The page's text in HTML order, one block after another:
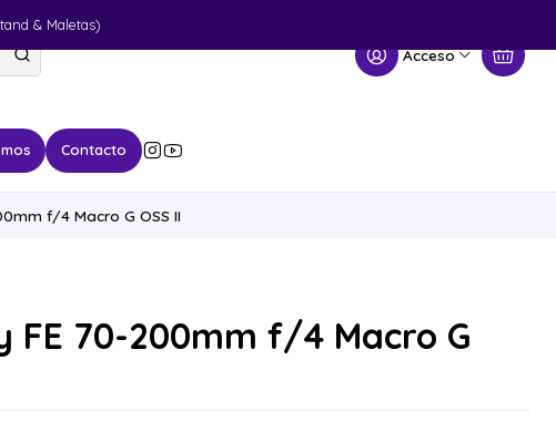
Acceso
Contacto
& Maletas)
f/4 Macro G OSS II
FE 70-200mm f/4 Macro G